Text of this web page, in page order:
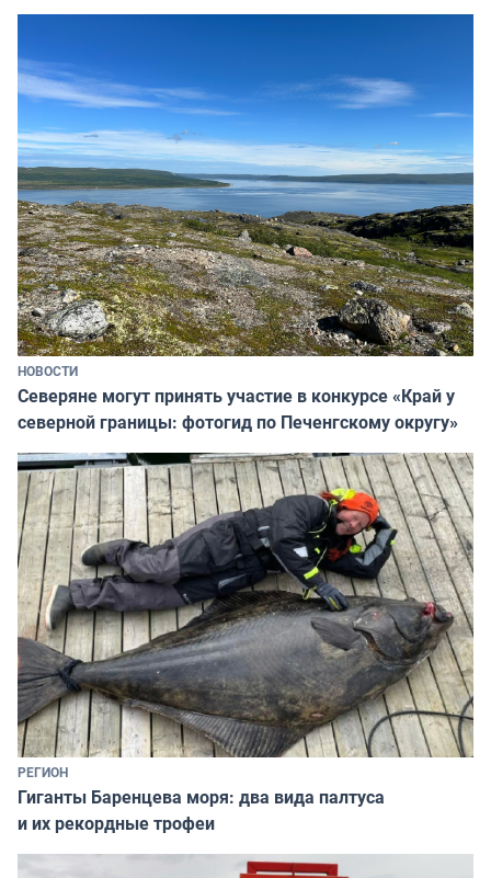
НОВОСТИ
Северяне могут принять участие в конкурсе «Край у
северной границы: фотогид по Печенгскому округу»
РЕГИОН
Гиганты Баренцева моря: два вида палтуса
и их рекордные трофеи